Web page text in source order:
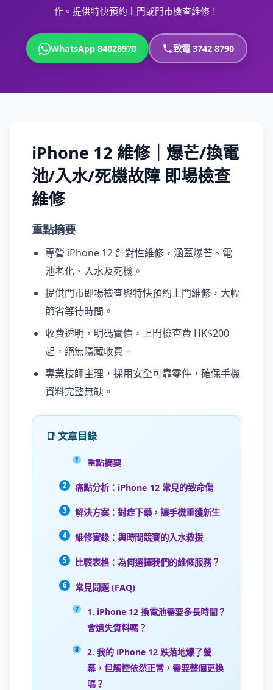
作。提供特快預約上門或門市檢查維修！
WhatsApp 84028970 致電 3742 8790
iPhone 12 維修｜爆芒/換電
池/入水/死機故障 即場檢查
維修
重點摘要
專營 iPhone 12 針對性維修，涵蓋爆芒、電
池老化、入水及死機。
提供門市即場檢查與特快預約上門維修，大幅
節省等待時間。
收費透明，明碼實價，上門檢查費 HK$200
起，絕無隱藏收費。
專業技師主理，採用安全可靠零件，確保手機
資料完整無缺。
📑 文章目錄
重點摘要
痛點分析：iPhone 12 常見的致命傷
解決方案：對症下藥，讓手機重獲新生
維修實錄：與時間競賽的入水救援
比較表格：為何選擇我們的維修服務？
常見問題 (FAQ)
1. iPhone 12 換電池需要多長時間？
會遺失資料嗎？
2. 我的 iPhone 12 跌落地爆了螢
幕，但觸控依然正常，需要整個更換
嗎？